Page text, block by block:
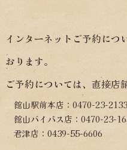
インターネットご予約につ
おります。
ご予約については、直接店
館山駅前本店：0470-23-2133
館山バイパス店：0470-23-
君津店：0439-55-6606